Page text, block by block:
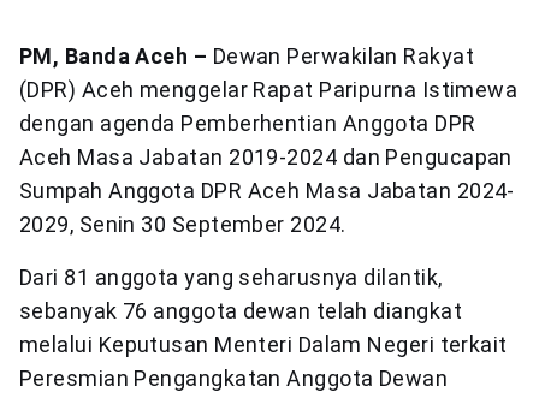
PM, Banda Aceh – Dewan Perwakilan Rakyat
(DPR) Aceh menggelar Rapat Paripurna Istimewa
dengan agenda Pemberhentian Anggota DPR
Aceh Masa Jabatan 2019-2024 dan Pengucapan
Sumpah Anggota DPR Aceh Masa Jabatan 2024-
2029, Senin 30 September 2024.
Dari 81 anggota yang seharusnya dilantik,
sebanyak 76 anggota dewan telah diangkat
melalui Keputusan Menteri Dalam Negeri terkait
Peresmian Pengangkatan Anggota Dewan